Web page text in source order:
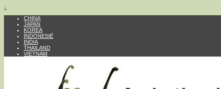
↓
CHINA
JAPAN
KOREA
INDONESIË
INDIA
THAILAND
VIETNAM